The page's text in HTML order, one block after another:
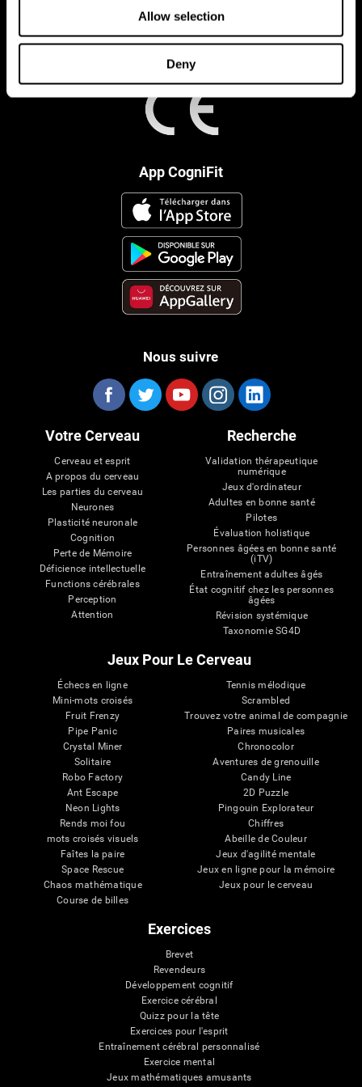
Allow selection
Deny
App CogniFit
Nous suivre
Votre Cerveau
Cerveau et esprit
A propos du cerveau
Les parties du cerveau
Neurones
Plasticité neuronale
Cognition
Perte de Mémoire
Déficience intellectuelle
Functions cérébrales
Perception
Attention
Recherche
Validation thérapeutique
numérique
Jeux d'ordinateur
Adultes en bonne santé
Pilotes
Évaluation holistique
Personnes âgées en bonne santé
(iTV)
Entraînement adultes âgés
État cognitif chez les personnes
âgées
Révision systémique
Taxonomie SG4D
Jeux Pour Le Cerveau
Échecs en ligne
Mini-mots croisés
Fruit Frenzy
Pipe Panic
Crystal Miner
Solitaire
Robo Factory
Ant Escape
Neon Lights
Rends moi fou
mots croisés visuels
Faîtes la paire
Space Rescue
Chaos mathématique
Course de billes
Tennis mélodique
Scrambled
Trouvez votre animal de compagnie
Paires musicales
Chronocolor
Aventures de grenouille
Candy Line
2D Puzzle
Pingouin Explorateur
Chiffres
Abeille de Couleur
Jeux d'agilité mentale
Jeux en ligne pour la mémoire
Jeux pour le cerveau
Exercices
Brevet
Revendeurs
Développement cognitif
Exercice cérébral
Quizz pour la tête
Exercices pour l'esprit
Entraînement cérébral personnalisé
Exercice mental
Jeux mathématiques amusants